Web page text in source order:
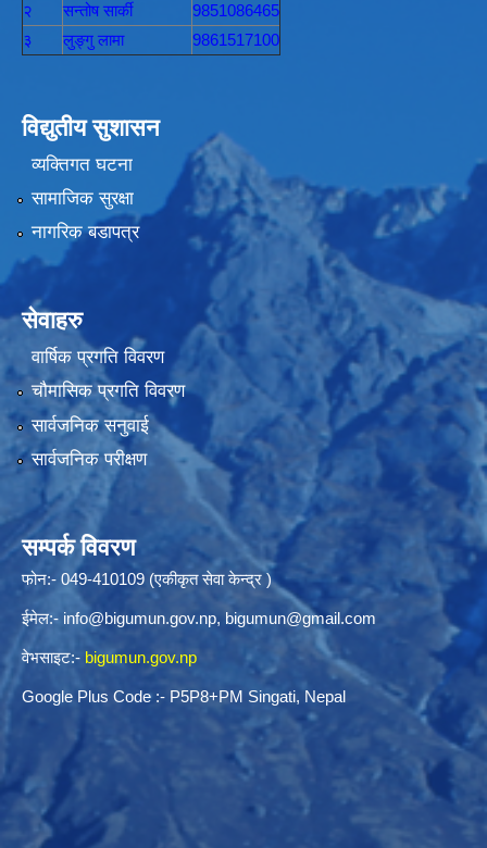
२
सन्तोष सार्की
9851086465
३
लुङ्गु लामा 9861517100
विद्युतीय सुशासन
व्यक्तिगत घटना
सामाजिक सुरक्षा
नागरिक बडापत्र
सेवाहरु
वार्षिक प्रगति विवरण
चौमासिक प्रगति विवरण
सार्वजनिक सनुवाई
सार्वजनिक परीक्षण
सम्पर्क विवरण
फोन:- 049-410109 (एकीकृत सेवा केन्द्र )
ईमेल:- info@bigumun.gov.np, bigumun@gmail.com
वेभसाइट:- bigumun.gov.np
Google Plus Code :- P5P8+PM Singati, Nepal